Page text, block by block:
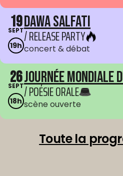
19
SEPT
19h
Dawa Salfati
/ RELEASE PARTY
concert & débat
26
SEPT
18h
Journée mondiale
/ POÉSIE ORALE
scène ouverte
Toute la